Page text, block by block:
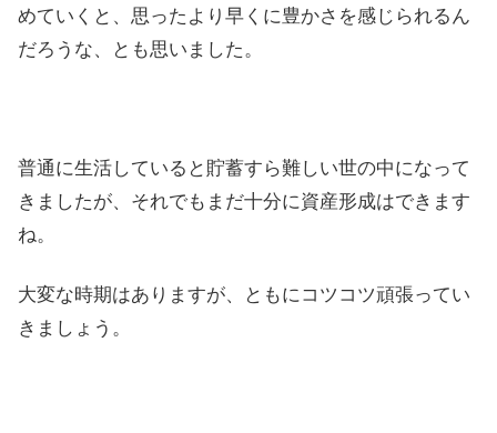
めていくと、思ったより早くに豊かさを感じられるん
だろうな、とも思いました。
普通に生活していると貯蓄すら難しい世の中になって
きましたが、それでもまだ十分に資産形成はできます
ね。
大変な時期はありますが、ともにコツコツ頑張ってい
きましょう。